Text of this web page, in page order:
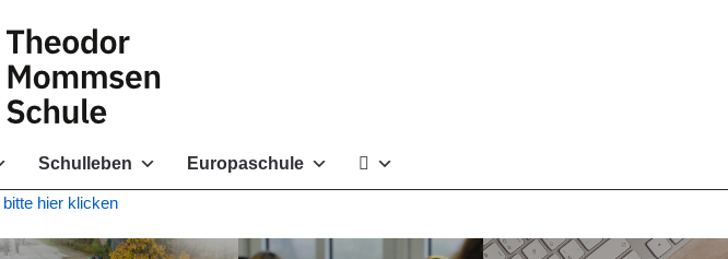
Schulleben Europaschule
bitte hier klicken